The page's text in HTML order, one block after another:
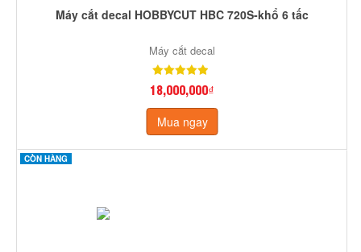
Máy cắt decal HOBBYCUT HBC 720S-khổ 6 tấc
Máy cắt decal
18,000,000₫
Mua ngay
CÒN HÀNG